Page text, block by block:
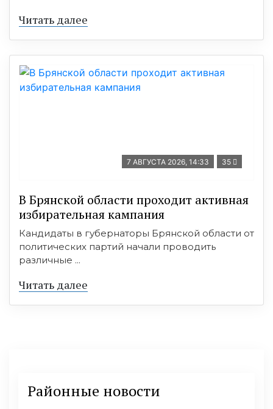
Читать далее
7 АВГУСТА 2026, 14:33 35
В Брянской области проходит активная
избирательная кампания
Кандидаты в губернаторы Брянской области от
политических партий начали проводить
различные ...
Читать далее
Районные новости